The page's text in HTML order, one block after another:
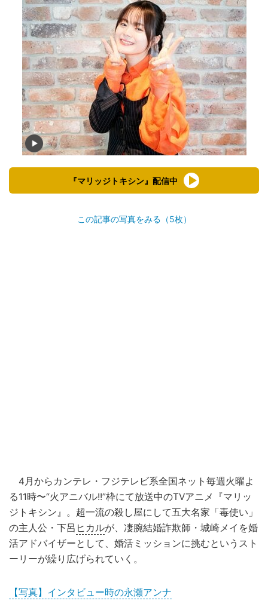
『マリッジトキシン』配信中
この記事の写真をみる（5枚）
4月からカンテレ・フジテレビ系全国ネット毎週火曜よ
る11時〜“火アニバル!!”枠にて放送中のTVアニメ『マリッ
ジトキシン』。超一流の殺し屋にして五大名家「毒使い」
の主人公・下呂 ヒカルが、凄腕結婚詐欺師・城崎メイを婚
活アドバイザーとして、婚活ミッションに挑むというスト
ーリーが繰り広げられていく。
【写真】インタビュー時の永瀬アンナ